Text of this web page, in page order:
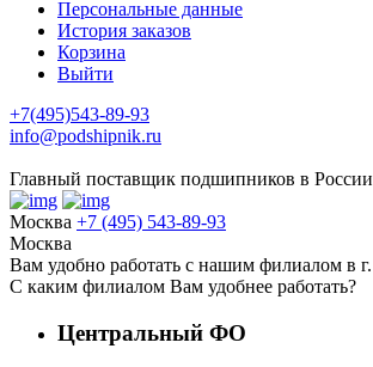
Персональные данные
История заказов
Корзина
Выйти
+7(495)543-89-93
info@podshipnik.ru
Главный поставщик подшипников в России
Москва +7 (495) 543-89-93
Москва
Вам удобно работать с нашим филиалом в г.
С каким филиалом Вам удобнее работать?
Центральный ФО